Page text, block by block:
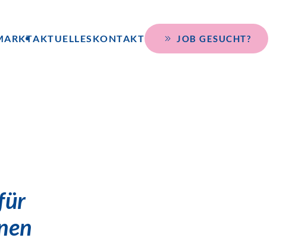
AKTUELLES KONTAKT JOB GESUCHT?